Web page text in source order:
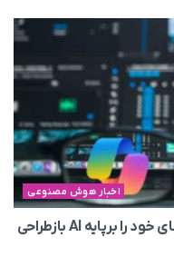
اخبار هوش مصنوعی
مایکروسافت ساختار توسعه نرم‌افزارهای خود را برپایه AI بازطراحی